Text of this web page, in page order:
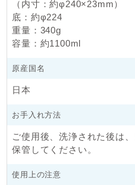
（内寸：約φ240×23mm）
底：約φ224
重量：340g
容量：約1100ml
原産国名
日本
お手入れ方法
ご使用後、洗浄された後は
保管してください。
使用上の注意